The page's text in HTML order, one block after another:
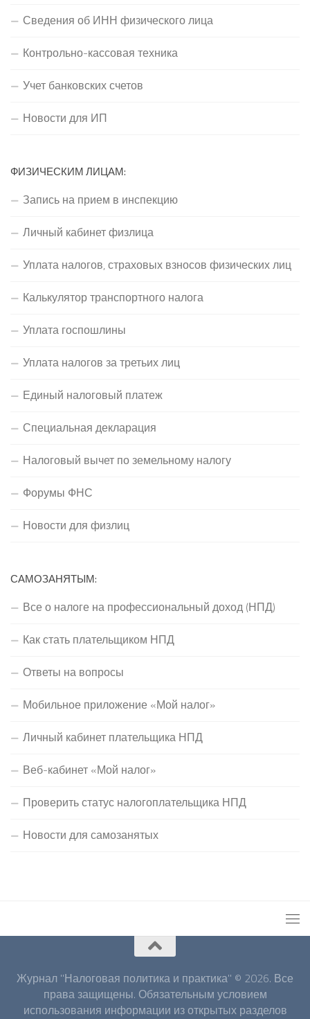
Сведения об ИНН физического лица
Контрольно-кассовая техника
Учет банковских счетов
Новости для ИП
ФИЗИЧЕСКИМ ЛИЦАМ:
Запись на прием в инспекцию
Личный кабинет физлица
Уплата налогов, страховых взносов физических лиц
Калькулятор транспортного налога
Уплата госпошлины
Уплата налогов за третьих лиц
Единый налоговый платеж
Специальная декларация
Налоговый вычет по земельному налогу
Форумы ФНС
Новости для физлиц
САМОЗАНЯТЫМ:
Все о налоге на профессиональный доход (НПД)
Как стать плательщиком НПД
Ответы на вопросы
Мобильное приложение «Мой налог»
Личный кабинет плательщика НПД
Веб-кабинет «Мой налог»
Проверить статус налогоплательщика НПД
Новости для самозанятых
Журнал "Налоговая политика и практика" © 2026. Все
права защищены. Обязательным условием
использования информации из открытых разделов